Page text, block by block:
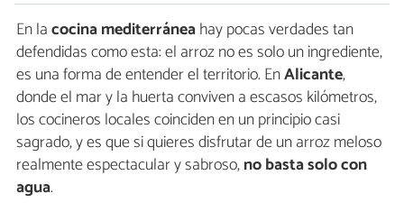
En lacocina mediterráneahay pocas verdades tan
defendidas como esta: el arroz no es solo un ingrediente,
es una forma de entender el territorio. EnAlicante,
donde el mar y la huerta conviven a escasos kilómetros,
los cocineros locales coinciden en un principio casi
sagrado, y es que si quieres disfrutar de un arroz meloso
realmente espectacular y sabroso,no basta solo con
agua.